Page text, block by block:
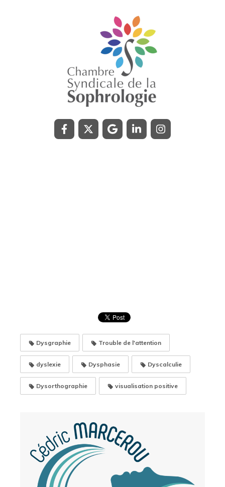
Dysgraphie Trouble de l'attention
dyslexie Dysphasie Dyscalculie
Dysorthographie visualisation positive